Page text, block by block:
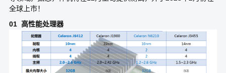
全球上市！
01 高性能处理器